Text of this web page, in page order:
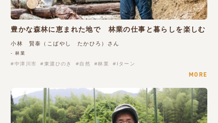
豊かな森林に恵まれた地で 林業の仕事と暮らしを楽しむ
小林 賢泰（こばやし たかひろ）さん
- 林業
中津川市 東濃ひのき 自然 林業 Iターン
MORE